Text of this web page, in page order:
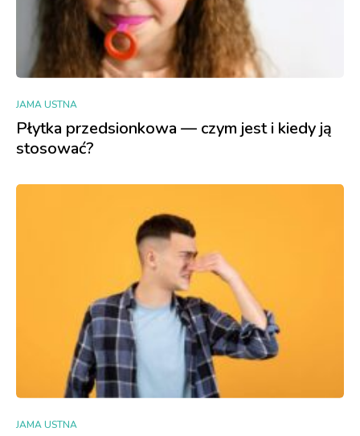
JAMA USTNA
Płytka przedsionkowa — czym jest i kiedy ją
stosować?
JAMA USTNA